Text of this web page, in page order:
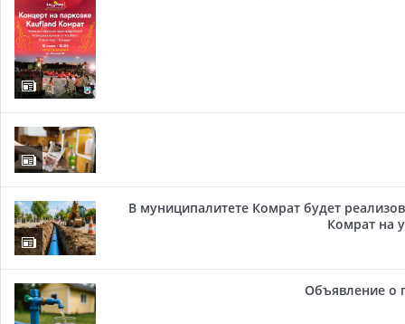
В муниципалитете Комрат будет
Комрат на
Объявление о